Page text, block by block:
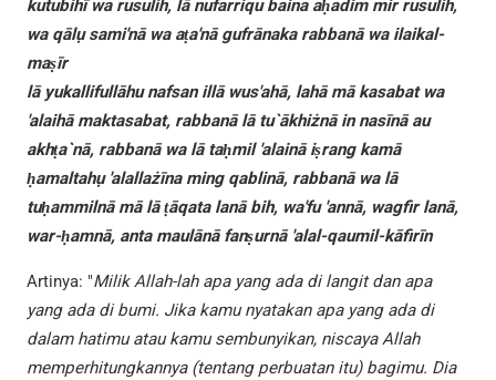
kutubihī wa rusulih, lā nufarriqu baina aḥadim mir rusulih,
wa qālụ sami'nā wa aṭa'nā gufrānaka rabbanā wa ilaikal-
maṣīr
lā yukallifullāhu nafsan illā wus'ahā, lahā mā kasabat wa
'alaihā maktasabat, rabbanā lā tu`ākhiżnā in nasīnā au
akhṭa`nā, rabbanā wa lā taḥmil 'alainā iṣrang kamā
ḥamaltahụ 'alallażīna ming qablinā, rabbanā wa lā
tuḥammilnā mā lā ṭāqata lanā bih, wa'fu 'annā, wagfir lanā,
war-ḥamnā, anta maulānā fanṣurnā 'alal-qaumil-kāfirīn
Artinya: "Milik Allah-lah apa yang ada di langit dan apa
yang ada di bumi. Jika kamu nyatakan apa yang ada di
dalam hatimu atau kamu sembunyikan, niscaya Allah
memperhitungkannya (tentang perbuatan itu) bagimu. Dia